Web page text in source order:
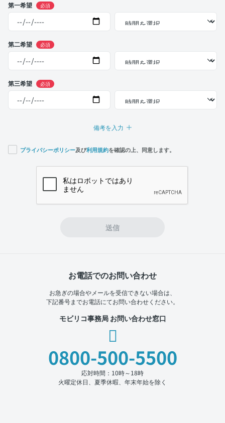
第一希望 必須
第二希望 必須
第三希望 必須
備考を入力
プライバシーポリシー及び利用規約を確認の上、同意します。
送信
お電話でのお問い合わせ
お急ぎの場合やメールを受信できない場合は、
下記番号までお電話にてお問い合わせください。
モビリコ事務局 お問い合わせ窓口
0800-500-5500
応対時間：10時～18時
火曜定休日、夏季休暇、年末年始を除く